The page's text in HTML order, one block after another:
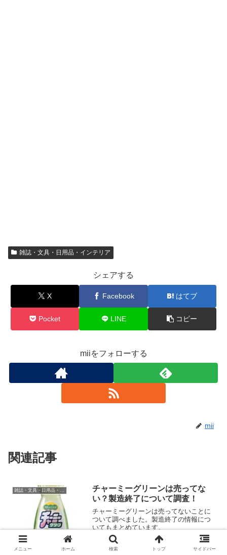
雑誌・文具・日用品・インテリア
シェアする
X Facebook はてブ
Pocket LINE コピー
miiをフォローする
mii
関連記事
チャーミーグリーンは売ってな
い？製造終了について調査！
チャーミーグリーンは売ってないことに
ついて調べました。製造終了の情報につ
いてもまとめています。
メニュー ホーム 検索 トップ サイドバー